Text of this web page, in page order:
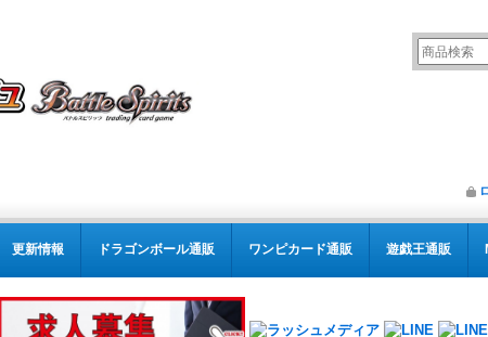
更新情報 ドラゴンボール通販 ワンピカード通販 遊戯王通販